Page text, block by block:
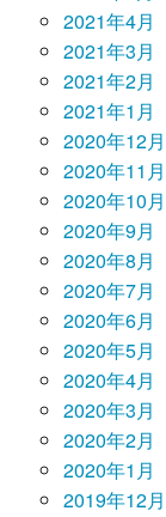
2021年4月
2021年3月
2021年2月
2021年1月
2020年12月
2020年11月
2020年10月
2020年9月
2020年8月
2020年7月
2020年6月
2020年5月
2020年4月
2020年3月
2020年2月
2020年1月
2019年12月